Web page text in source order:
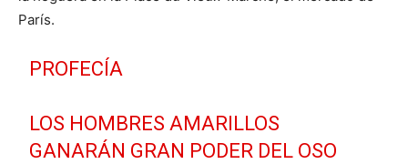
París.
PROFECÍA
LOS HOMBRES AMARILLOS
GANARÁN GRAN PODER DEL OSO